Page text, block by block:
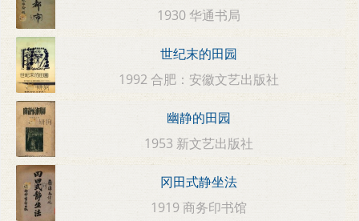
1930 华通书局
世纪末的田园
1992 合肥：安徽文艺出版社
幽静的田园
1953 新文艺出版社
冈田式静坐法
1919 商务印书馆